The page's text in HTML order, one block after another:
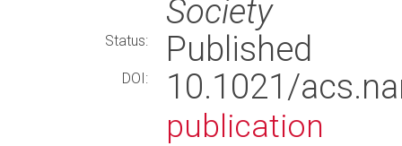
Society
Status: Published
DOI: 10.1021/
publication